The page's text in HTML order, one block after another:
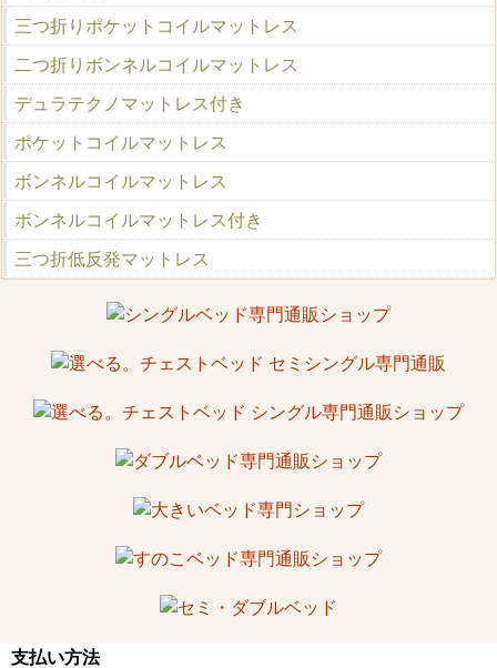
三つ折りポケットコイルマットレス
二つ折りボンネルコイルマットレス
デュラテクノマットレス付き
ポケットコイルマットレス
ボンネルコイルマットレス
ボンネルコイルマットレス付き
三つ折低反発マットレス
支払い方法